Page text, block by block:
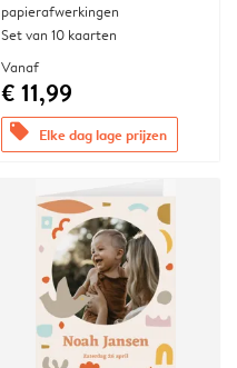
papierafwerkingen
Set van 10 kaarten
Vanaf
€ 11,99
offers Elke dag lage prijzen